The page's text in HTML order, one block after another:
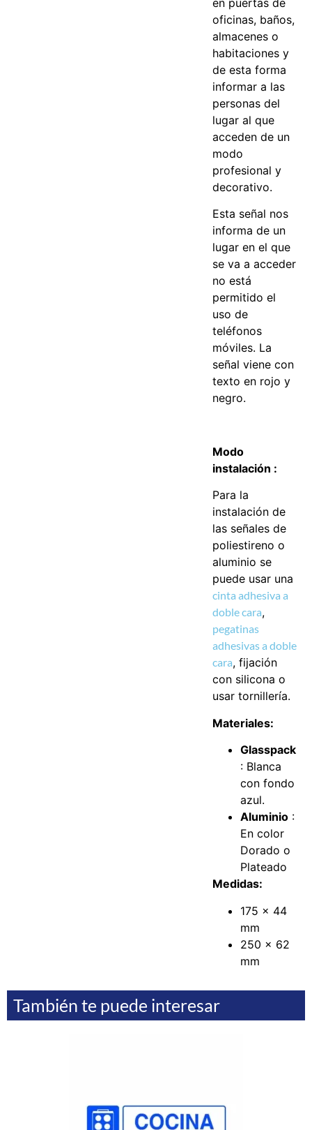
oficinas, baños,
almacenes o
habitaciones y
de esta forma
informar a las
personas del
lugar al que
acceden de un
modo
profesional y
decorativo.
Esta señal nos
informa de un
lugar en el que
se va a acceder
no está
permitido el
uso de
teléfonos
móviles. La
señal viene con
texto en rojo y
negro.
Modo
instalación :
Para la
instalación de
las señales de
poliestireno o
aluminio se
puede usar una
cinta adhesiva a
doble cara,
pegatinas
adhesivas a doble
cara, fijación
con silicona o
usar tornillería.
Materiales:
Glasspack
: Blanca
con fondo
azul.
Aluminio :
En color
Dorado o
Plateado
Medidas:
175 x 44
mm
250 x 62
mm
También te puede interesar